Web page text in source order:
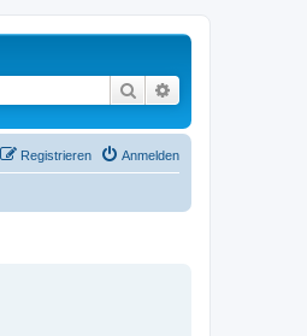
Suche
Anmelden
Registrieren